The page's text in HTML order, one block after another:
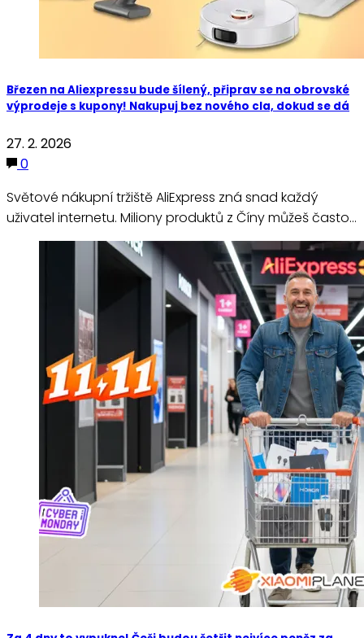
Březen na Aliexpressu bude šílený, připrav se na obrovské
výprodeje s kupony! Nakupuj bez nového cla, dokud se dá
27. 2. 2026
0
Světové nákupní tržiště AliExpress zná snad každý
uživatel internetu. Miliony produktů z Číny můžeš často…